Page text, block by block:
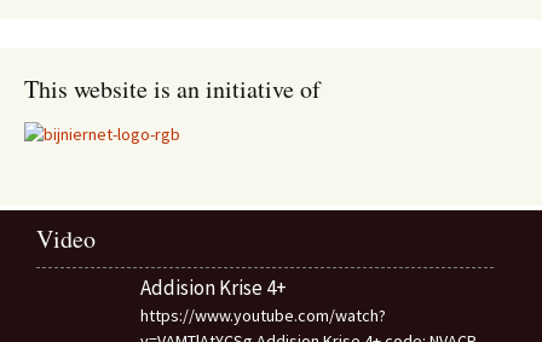
This website is an initiative of
Video
Addision Krise 4+
https://www.youtube.com/watch?